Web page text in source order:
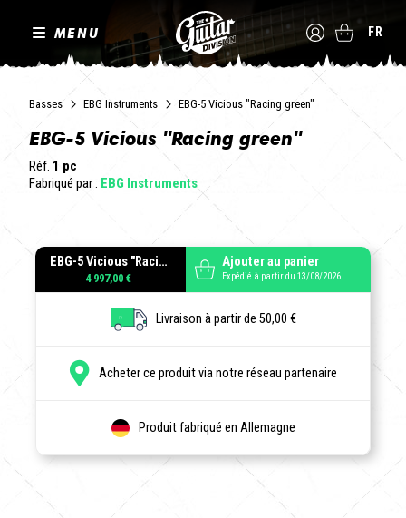
MENU FR
Basses EBG Instruments EBG-5 Vicious "Racing green"
EBG-5 Vicious "Racing green"
Réf. 1 pc
Fabriqué par : EBG Instruments
EBG-5 Vicious "Racing green"
4 997,00 €
Ajouter au panier
Expédié à partir du 13/08/2026
Livraison à partir de 50,00 €
Acheter ce produit via notre réseau partenaire
Produit fabriqué en Allemagne